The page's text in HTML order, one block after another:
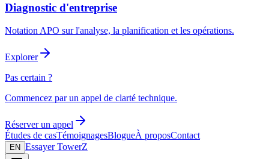
Diagnostic d'entreprise
Notation APO sur l'analyse, la planification et les opérations.
Explorer
Pas certain ?
Commencez par un appel de clarté technique.
Réserver un appel
Études de casTémoignagesBlogueÀ proposContact
EN Essayer TowerZ